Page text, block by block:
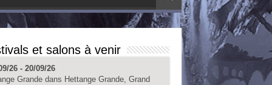
et salons à venir
26 - 20/09/26
Grande dans Hettange Grande, Grand